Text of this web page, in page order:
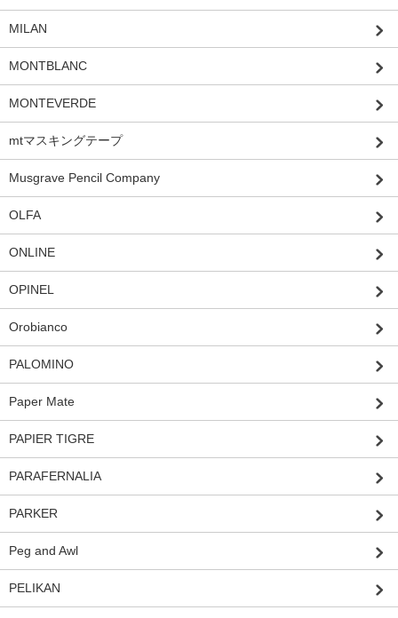
MILAN
MONTBLANC
MONTEVERDE
mtマスキングテープ
Musgrave Pencil Company
OLFA
ONLINE
OPINEL
Orobianco
PALOMINO
Paper Mate
PAPIER TIGRE
PARAFERNALIA
PARKER
Peg and Awl
PELIKAN